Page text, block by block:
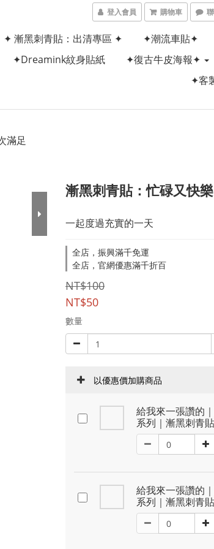
登入會員 購物車
✦ 漸黑刺青貼：出清專區 ✦ ✦潮流車貼✦
✦Dreamink紋身貼紙 ✦復古牛皮海報✦
✦客
滿足
漸黑刺青貼：忙碌又快
一起度過充實的一天
全店，振興滿千免運
全店，官網優惠滿千折百
NT$100
NT$50
數量
以優惠價加購商品
給我來一張讚的
系列｜漸黑刺青貼
給我來一張讚的
系列｜漸黑刺青貼